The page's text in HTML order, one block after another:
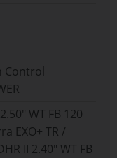
WT FB 120
EXO+ TR /
II 2.40" WT FB